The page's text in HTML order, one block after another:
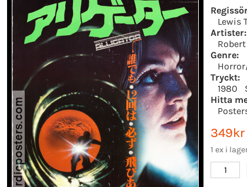
Lewis
Artister:
Genre:
Tryckt:
1980
Hitta
349kr
1 ex i
1